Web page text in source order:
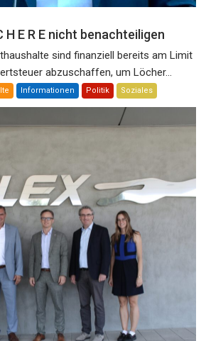
H E R E nicht benachteiligen
sind finanziell bereits am Limit
abzuschaffen, um Löcher...
Informationen Politik Soziales